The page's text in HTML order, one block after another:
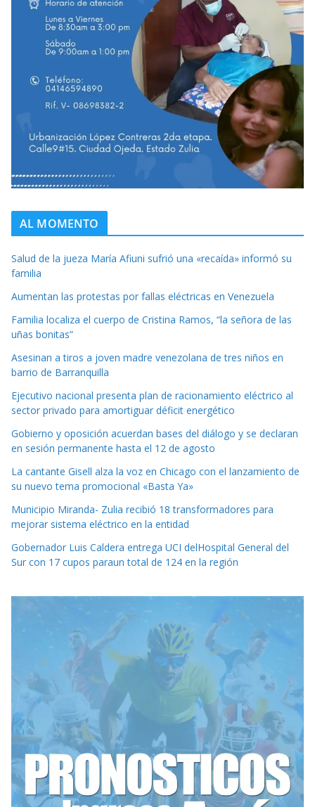
AL MOMENTO
Salud de la jueza María Afiuni sufrió una «recaída» informó su
familia
Aumentan las protestas por fallas eléctricas en Venezuela
Familia localiza el cuerpo de Cristina Ramos, “la señora de las
uñas bonitas”
Asesinan a tiros a joven madre venezolana de tres niños en
barrio de Barranquilla
Ejecutivo nacional presenta plan de racionamiento eléctrico al
sector privado para amortiguar déficit energético
Gobierno y oposición acuerdan bases del diálogo y se declaran
en sesión permanente hasta el 12 de agosto
La cantante Gisell alza la voz en Chicago con el lanzamiento de
su nuevo tema promocional «Basta Ya»
Municipio Miranda- Zulia recibió 18 transformadores para
mejorar sistema eléctrico en la entidad
Gobernador Luis Caldera entrega UCI delHospital General del
Sur con 17 cupos paraun total de 124 en la región